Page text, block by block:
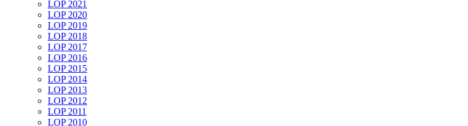
LOP 2021
LOP 2020
LOP 2019
LOP 2018
LOP 2017
LOP 2016
LOP 2015
LOP 2014
LOP 2013
LOP 2012
LOP 2011
LOP 2010